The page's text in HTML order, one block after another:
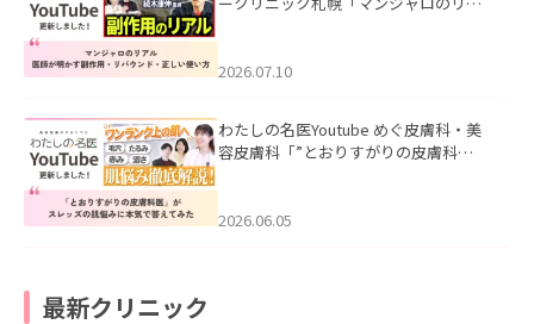
た。
2026.07.10
わたしの名医Youtube めぐ皮膚科・美
容皮膚科「”とおりすがりの皮膚科
2026.06.05
最新クリニック